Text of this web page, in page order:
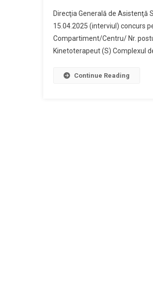
Direcţia Generală de Asistenţă
15.04.2025 (interviul) concurs
Compartiment/Centru/ Nr.
Kinetoterapeut (S) Complexul
Continue Reading